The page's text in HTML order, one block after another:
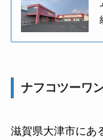
ナフコツーワ
滋賀県大津市にあ